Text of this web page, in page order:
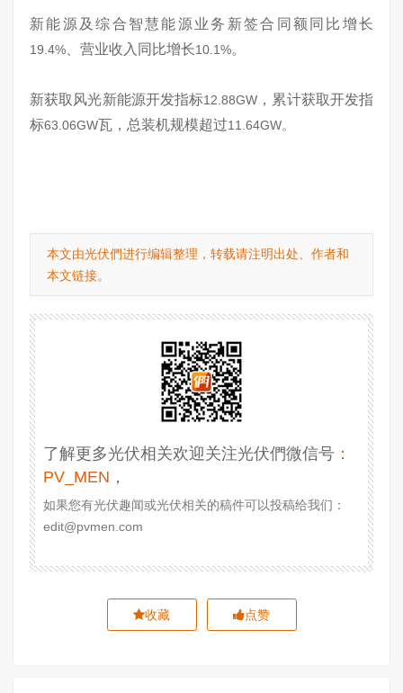
新能源及综合智慧能源业务新签合同额同比增长
19.4% 、营业收入同比增长10.1%。
新获取风光新能源开发指标12.88GW ，累计获取开发指
标63.06GW瓦，总装机规模超过11.64GW。
本文由光伏們进行编辑整理，转载请注明出处、作者和
本文链接。
了解更多光伏相关欢迎关注光伏們微信号 ：
PV_MEN ，
如果您有光伏趣闻或光伏相关的稿件可以投稿给我们：
edit@pvmen.com
收藏 点赞